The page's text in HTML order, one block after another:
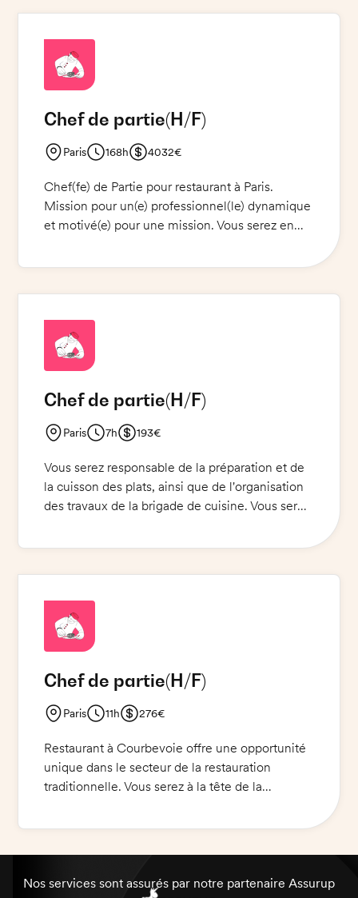
Chef de partie(H/F)
Paris 168h 4032€
Chef(fe) de Partie pour restaurant à Paris.
Mission pour un(e) professionnel(le) dynamique
et motivé(e) pour une mission. Vous serez en
plats, le contrôle des stocks et des réceptions et
leurs remarques. Vous serez amené(e) à
travailler dans un cadre dynamique et exigeant.
Chef de partie(H/F)
Paris 7h 193€
Vous serez responsable de la préparation et de
la cuisson des plats, ainsi que de l'organisation
des travaux de la brigade de cuisine. Vous serez
lien avec l'équipe et le chef de cuisine. Vous
respecter les plans de travail et les budgets.
Une tenue de cuisine est exigée.
Chef de partie(H/F)
Paris 11h 276€
Restaurant à Courbevoie offre une opportunité
unique dans le secteur de la restauration
traditionnelle. Vous serez à la tête de la
plats, en veillant à ce que les normes de qualité
autres membres de l'équipe.
Nos services sont assurés par notre partenaire Assurup